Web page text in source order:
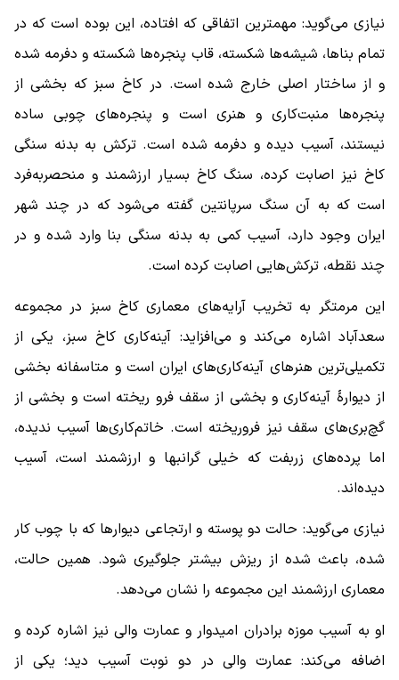
نیازی می‌گوید: مهمترین اتفاقی که افتاده، این بوده است که در
تمام بناها، شیشه‌ها شکسته، قاب‌ پنجره‌ها شکسته و دفرمه شده
و از ساختار اصلی خارج شده است. در کاخ سبز که بخشی از
پنجره‌ها منبت‌کاری و هنری است و پنجره‌های چوبی ساده
نیستند، آسیب دیده و دفرمه شده است. ترکش به بدنه سنگی
کاخ نیز اصابت کرده، سنگ کاخ بسیار ارزشمند و منحصربه‌فرد
است که به آن سنگ سرپانتین گفته می‌شود که در چند شهر
ایران وجود دارد، آسیب کمی به بدنه سنگی بنا وارد شده و در
چند نقطه، ترکش‌هایی اصابت کرده است.
این مرمتگر به تخریب آرایه‌های معماری کاخ سبز در مجموعه
سعدآباد اشاره می‌کند و می‌افزاید: آینه‌کاری کاخ سبز، یکی از
تکمیلی‌ترین هنرهای آینه‌کاری‌های ایران است و متاسفانه بخشی
از دیوارۀ آینه‌کاری و بخشی از سقف فرو ریخته است و بخشی از
گچ‌بری‌های سقف نیز فروریخته است. خاتم‌کاری‌ها آسیب ندیده،
اما پرده‌های زربفت که خیلی گرانبها و ارزشمند است، آسیب
دیده‌اند.
نیازی می‌گوید: حالت دو پوسته و ارتجاعی دیوارها که با چوب کار
شده، باعث شده از ریزش بیشتر جلوگیری شود. همین حالت،
معماری ارزشمند این مجموعه را نشان می‌دهد.
او به آسیب موزه برادران امیدوار و عمارت والی نیز اشاره کرده و
اضافه می‌کند: عمارت والی در دو نوبت آسیب دید؛ یکی از